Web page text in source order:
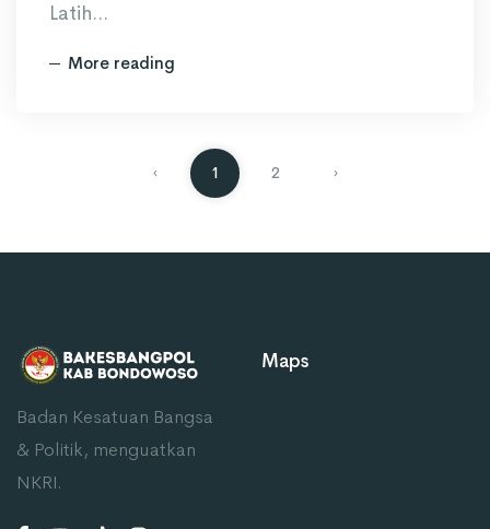
Latih...
More reading
‹ 1 2 ›
Badan Kesatuan Bangsa
& Politik, menguatkan
NKRI.
Maps